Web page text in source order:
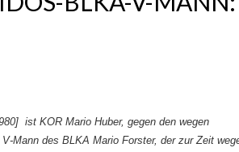
ist KOR Mario Huber, gegen den wegen
Mann des BLKA Mario Forster, der zur Zeit